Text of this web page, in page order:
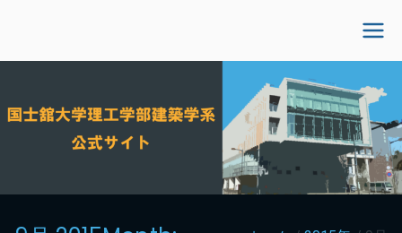
を
キ
国士舘大学理工学部建
築学系公式サイト